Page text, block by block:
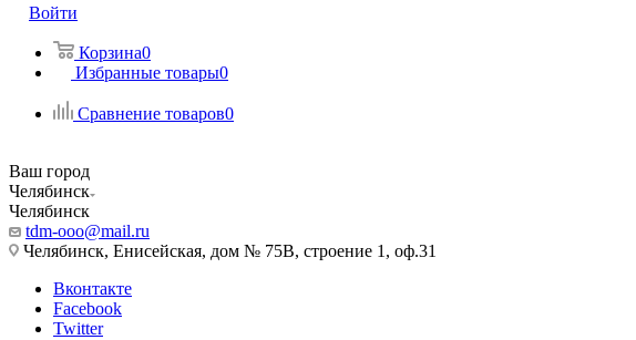
Войти
Корзина0
Избранные товары0
Сравнение товаров0
Ваш город
Челябинск
Челябинск
tdm-ooo@mail.ru
Челябинск, Енисейская, дом № 75В, строение 1, оф.31
Вконтакте
Facebook
Twitter